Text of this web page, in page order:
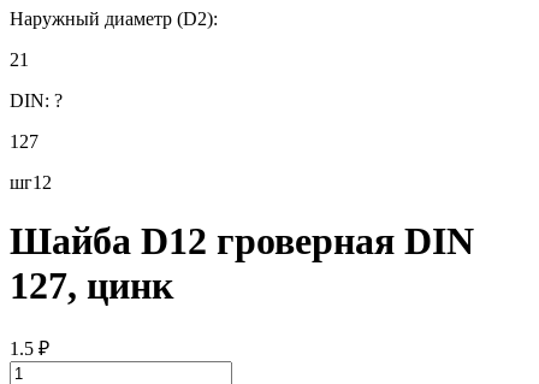
Наружный диаметр (D2):
21
DIN: ?
127
шг12
Шайба D12 гроверная DIN
127, цинк
1.5 ₽